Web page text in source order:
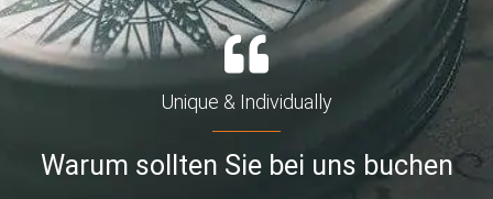
Unique & Individually
Warum sollten Sie bei uns buchen